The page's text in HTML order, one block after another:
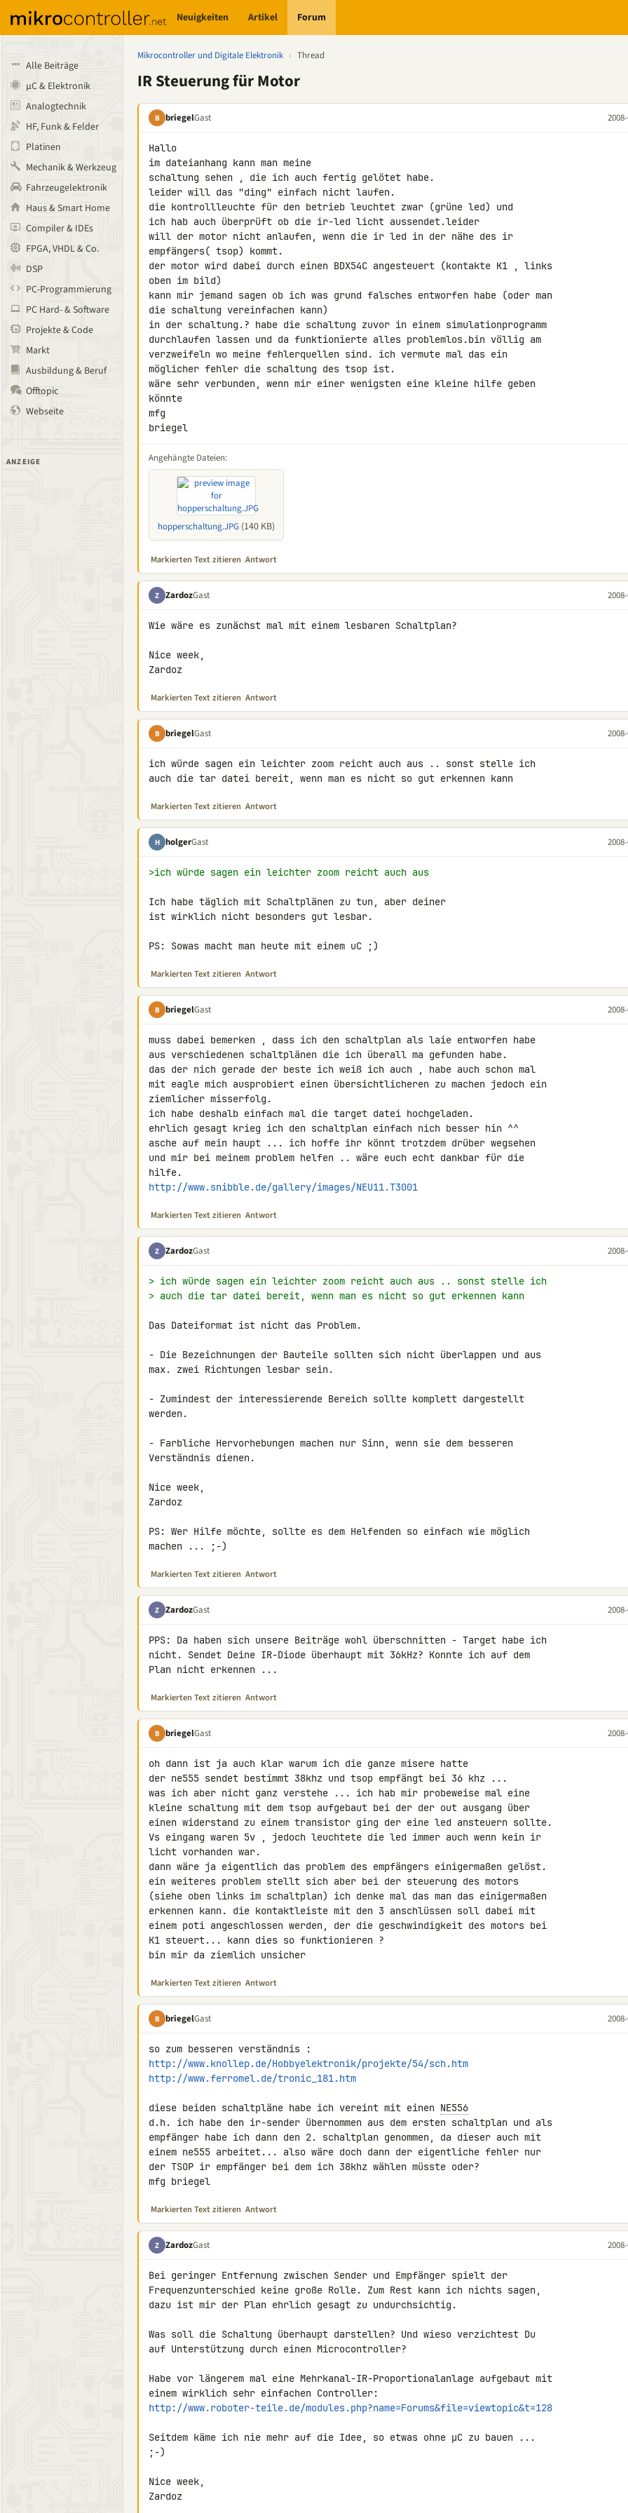
Neuigkeiten Artikel Forum
Alle Beiträge
µC & Elektronik
Analogtechnik
HF, Funk & Felder
Platinen
Mechanik & Werkzeug
Fahrzeugelektronik
Haus & Smart Home
Compiler & IDEs
FPGA, VHDL & Co.
DSP
PC-Programmierung
PC Hard- & Software
Projekte & Code
Markt
Ausbildung & Beruf
Offtopic
Webseite
ANZEIGE
Mikrocontroller und Digitale Elektronik › Thread
IR Steuerung für Motor
B briegelGast
Hallo
im dateianhang kann man meine
schaltung sehen , die ich auch fertig gelötet habe.
leider will das "ding" einfach nicht laufen.
die kontrollleuchte für den betrieb leuchtet zwar (grüne led) und
ich hab auch überprüft ob die ir-led licht aussendet.leider
will der motor nicht anlaufen, wenn die ir led in der nähe des ir
empfängers( tsop) kommt.
der motor wird dabei durch einen BDX54C angesteuert (kontakte K1 , links
oben im bild)
kann mir jemand sagen ob ich was grund falsches entworfen habe (oder man
die schaltung vereinfachen kann)
in der schaltung.? habe die schaltung zuvor in einem simulationprogramm
durchlaufen lassen und da funktionierte alles problemlos.bin völlig am
verzweifeln wo meine fehlerquellen sind. ich vermute mal das ein
möglicher fehler die schaltung des tsop ist.
wäre sehr verbunden, wenn mir einer wenigsten eine kleine hilfe geben
könnte
mfg
briegel
Angehängte Dateien:
hopperschaltung.JPG (140 KB)
Markierten Text zitieren Antwort
Z ZardozGast
Wie wäre es zunächst mal mit einem lesbaren Schaltplan?
Nice week,
Zardoz
Markierten Text zitieren Antwort
B briegelGast
ich würde sagen ein leichter zoom reicht auch aus .. sonst stelle ich
auch die tar datei bereit, wenn man es nicht so gut erkennen kann
Markierten Text zitieren Antwort
H holgerGast
>ich würde sagen ein leichter zoom reicht auch aus
Ich habe täglich mit Schaltplänen zu tun, aber deiner
ist wirklich nicht besonders gut lesbar.
PS: Sowas macht man heute mit einem uC ;)
Markierten Text zitieren Antwort
B briegelGast
muss dabei bemerken , dass ich den schaltplan als laie entworfen habe
aus verschiedenen schaltplänen die ich überall ma gefunden habe.
das der nich gerade der beste ich weiß ich auch , habe auch schon mal
mit eagle mich ausprobiert einen übersichtlicheren zu machen jedoch ein
ziemlicher misserfolg.
ich habe deshalb einfach mal die target datei hochgeladen.
ehrlich gesagt krieg ich den schaltplan einfach nich besser hin ^^
asche auf mein haupt ... ich hoffe ihr könnt trotzdem drüber wegsehen
und mir bei meinem problem helfen .. wäre euch echt dankbar für die
http://www.snibble.de/gallery/images/NEU11.T3001
Markierten Text zitieren Antwort
Z ZardozGast
> ich würde sagen ein leichter zoom reicht auch aus .. sonst stelle ich
> auch die tar datei bereit, wenn man es nicht so gut erkennen kann
Das Dateiformat ist nicht das Problem.
- Die Bezeichnungen der Bauteile sollten sich nicht überlappen und aus
max. zwei Richtungen lesbar sein.
- Zumindest der interessierende Bereich sollte komplett dargestellt
werden.
- Farbliche Hervorhebungen machen nur Sinn, wenn sie dem besseren
Verständnis dienen.
Nice week,
Zardoz
PS: Wer Hilfe möchte, sollte es dem Helfenden so einfach wie möglich
machen ... ;-)
Markierten Text zitieren Antwort
Z ZardozGast
PPS: Da haben sich unsere Beiträge wohl überschnitten - Target habe ich
nicht. Sendet Deine IR-Diode überhaupt mit 36kHz? Konnte ich auf dem
Plan nicht erkennen ...
Markierten Text zitieren Antwort
B briegelGast
oh dann ist ja auch klar warum ich die ganze misere hatte
der ne555 sendet bestimmt 38khz und tsop empfängt bei 36 khz ...
was ich aber nicht ganz verstehe ... ich hab mir probeweise mal eine
kleine schaltung mit dem tsop aufgebaut bei der der out ausgang über
einen widerstand zu einem transistor ging der eine led ansteuern sollte.
Vs eingang waren 5v , jedoch leuchtete die led immer auch wenn kein ir
licht vorhanden war.
dann wäre ja eigentlich das problem des empfängers einigermaßen gelöst.
ein weiteres problem stellt sich aber bei der steuerung des motors
(siehe oben links im schaltplan) ich denke mal das man das einigermaßen
erkennen kann. die kontaktleiste mit den 3 anschlüssen soll dabei mit
einem poti angeschlossen werden, der die geschwindigkeit des motors bei
K1 steuert... kann dies so funktionieren ?
bin mir da ziemlich unsicher
Markierten Text zitieren Antwort
B briegelGast
http://www.knollep.de/Hobbyelektronik/projekte/54/sch.htm
http://www.ferromel.de/tronic_181.htm
diese beiden schaltpläne habe ich vereint mit einen NE556
d.h. ich habe den ir-sender übernommen aus dem ersten schaltplan und als
empfänger habe ich dann den 2. schaltplan genommen, da dieser auch mit
einem ne555 arbeitet... also wäre doch dann der eigentliche fehler nur
der TSOP ir empfänger bei dem ich 38khz wählen müsste oder?
mfg briegel
Markierten Text zitieren Antwort
Z ZardozGast
Bei geringer Entfernung zwischen Sender und Empfänger spielt der
Frequenzunterschied keine große Rolle. Zum Rest kann ich nichts sagen,
dazu ist mir der Plan ehrlich gesagt zu undurchsichtig.
Was soll die Schaltung überhaupt darstellen? Und wieso verzichtest Du
auf Unterstützung durch einen Microcontroller?
Habe vor längerem mal eine Mehrkanal-IR-Proportionalanlage aufgebaut mit
http://www.roboter-teile.de/modules.php?name=Forums&file=viewtopic&t=128
Seitdem käme ich nie mehr auf die Idee, so etwas ohne µC zu bauen ...
;-)
Nice week,
Zardoz